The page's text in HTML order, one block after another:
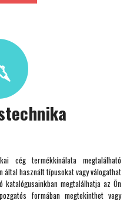
cég termékkínálata megtalálható
által használt típusokat vagy válogathat
megtalálhatja az Ön
formában megtekinthet vagy